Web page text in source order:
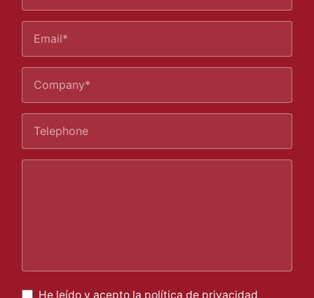
He leído y acepto la política de privacidad